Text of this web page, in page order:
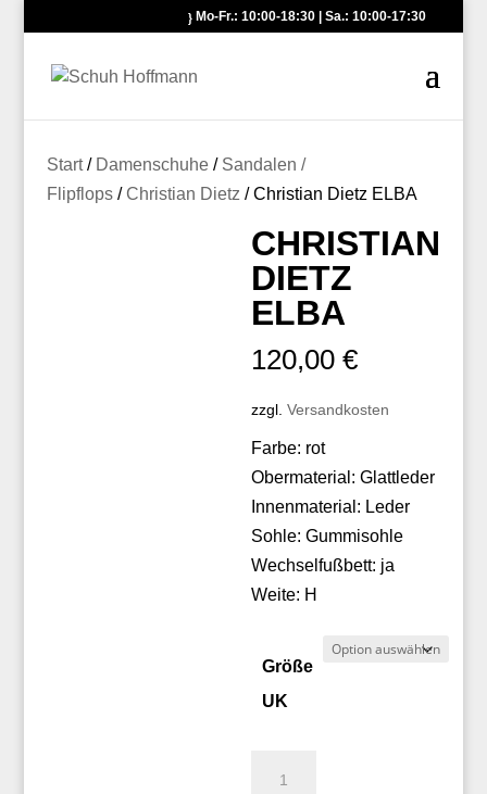
Mo-Fr.: 10:00-18:30 | Sa.: 10:00-17:30
Start/ Damenschuhe/ Sandalen /
Flipflops/Christian Dietz / Christian Dietz ELBA
CHRISTIAN
DIETZ
ELBA
120,00€
zzgl.Versandkosten
Farbe: rot
Obermaterial: Glattleder
Innenmaterial: Leder
Sohle: Gummisohle
Wechselfußbett: ja
Weite: H
Größe
UK